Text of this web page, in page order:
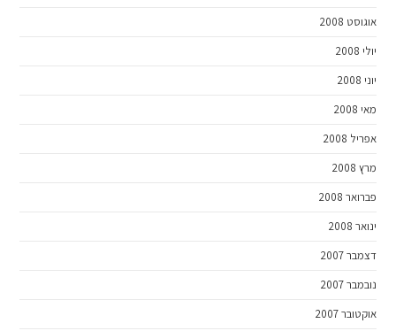
אוגוסט 2008
יולי 2008
יוני 2008
מאי 2008
אפריל 2008
מרץ 2008
פברואר 2008
ינואר 2008
דצמבר 2007
נובמבר 2007
אוקטובר 2007